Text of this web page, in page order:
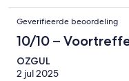
Geverifieerde beoordeling
10/10 –
OZGUL
2 jul 2025